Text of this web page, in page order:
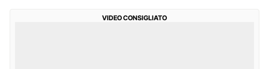
VIDEO CONSIGLIATO